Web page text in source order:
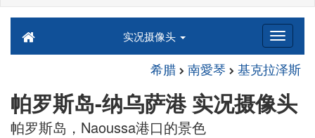
实况摄像头
希腊 南愛琴 基克拉泽斯
帕罗斯岛-纳乌萨港 实况摄像头
帕罗斯岛，Naoussa港口的景色